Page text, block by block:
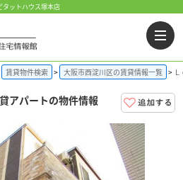
タットハウス塚本店
賃貸物件検索 大阪市西淀川区の賃貸情報一覧
アパートの物件情報